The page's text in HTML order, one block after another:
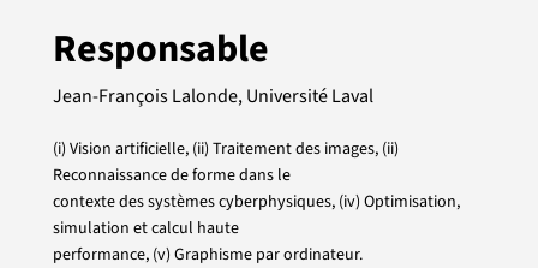
Responsable
Jean-François Lalonde, Université Laval
(i) Vision artificielle, (ii) Traitement des images, (ii)
Reconnaissance de forme dans le
contexte des systèmes cyberphysiques, (iv) Optimisation,
simulation et calcul haute
performance, (v) Graphisme par ordinateur.